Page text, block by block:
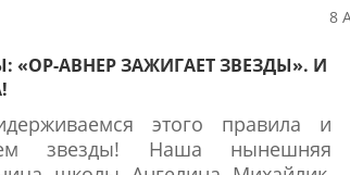
8
АВНЕР ЗАЖИГАЕТ ЗВЕЗДЫ». И
этого правила и
звезды! Наша нынешняя